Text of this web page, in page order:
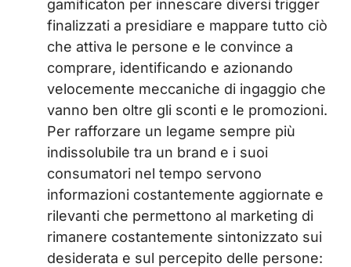
gamificaton per innescare diversi trigger
finalizzati a presidiare e mappare tutto ciò
che attiva le persone e le convince a
comprare, identificando e azionando
velocemente meccaniche di ingaggio che
vanno ben oltre gli sconti e le promozioni.
Per rafforzare un legame sempre più
indissolubile tra un brand e i suoi
consumatori nel tempo servono
informazioni costantemente aggiornate e
rilevanti che permettono al marketing di
rimanere costantemente sintonizzato sui
desiderata e sul percepito delle persone: